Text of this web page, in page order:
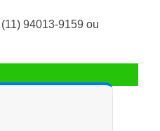
(11) 94013-9159 ou